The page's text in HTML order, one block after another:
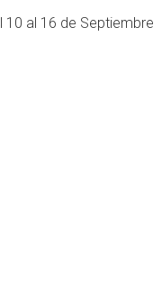
10 al 16 de Septiembre